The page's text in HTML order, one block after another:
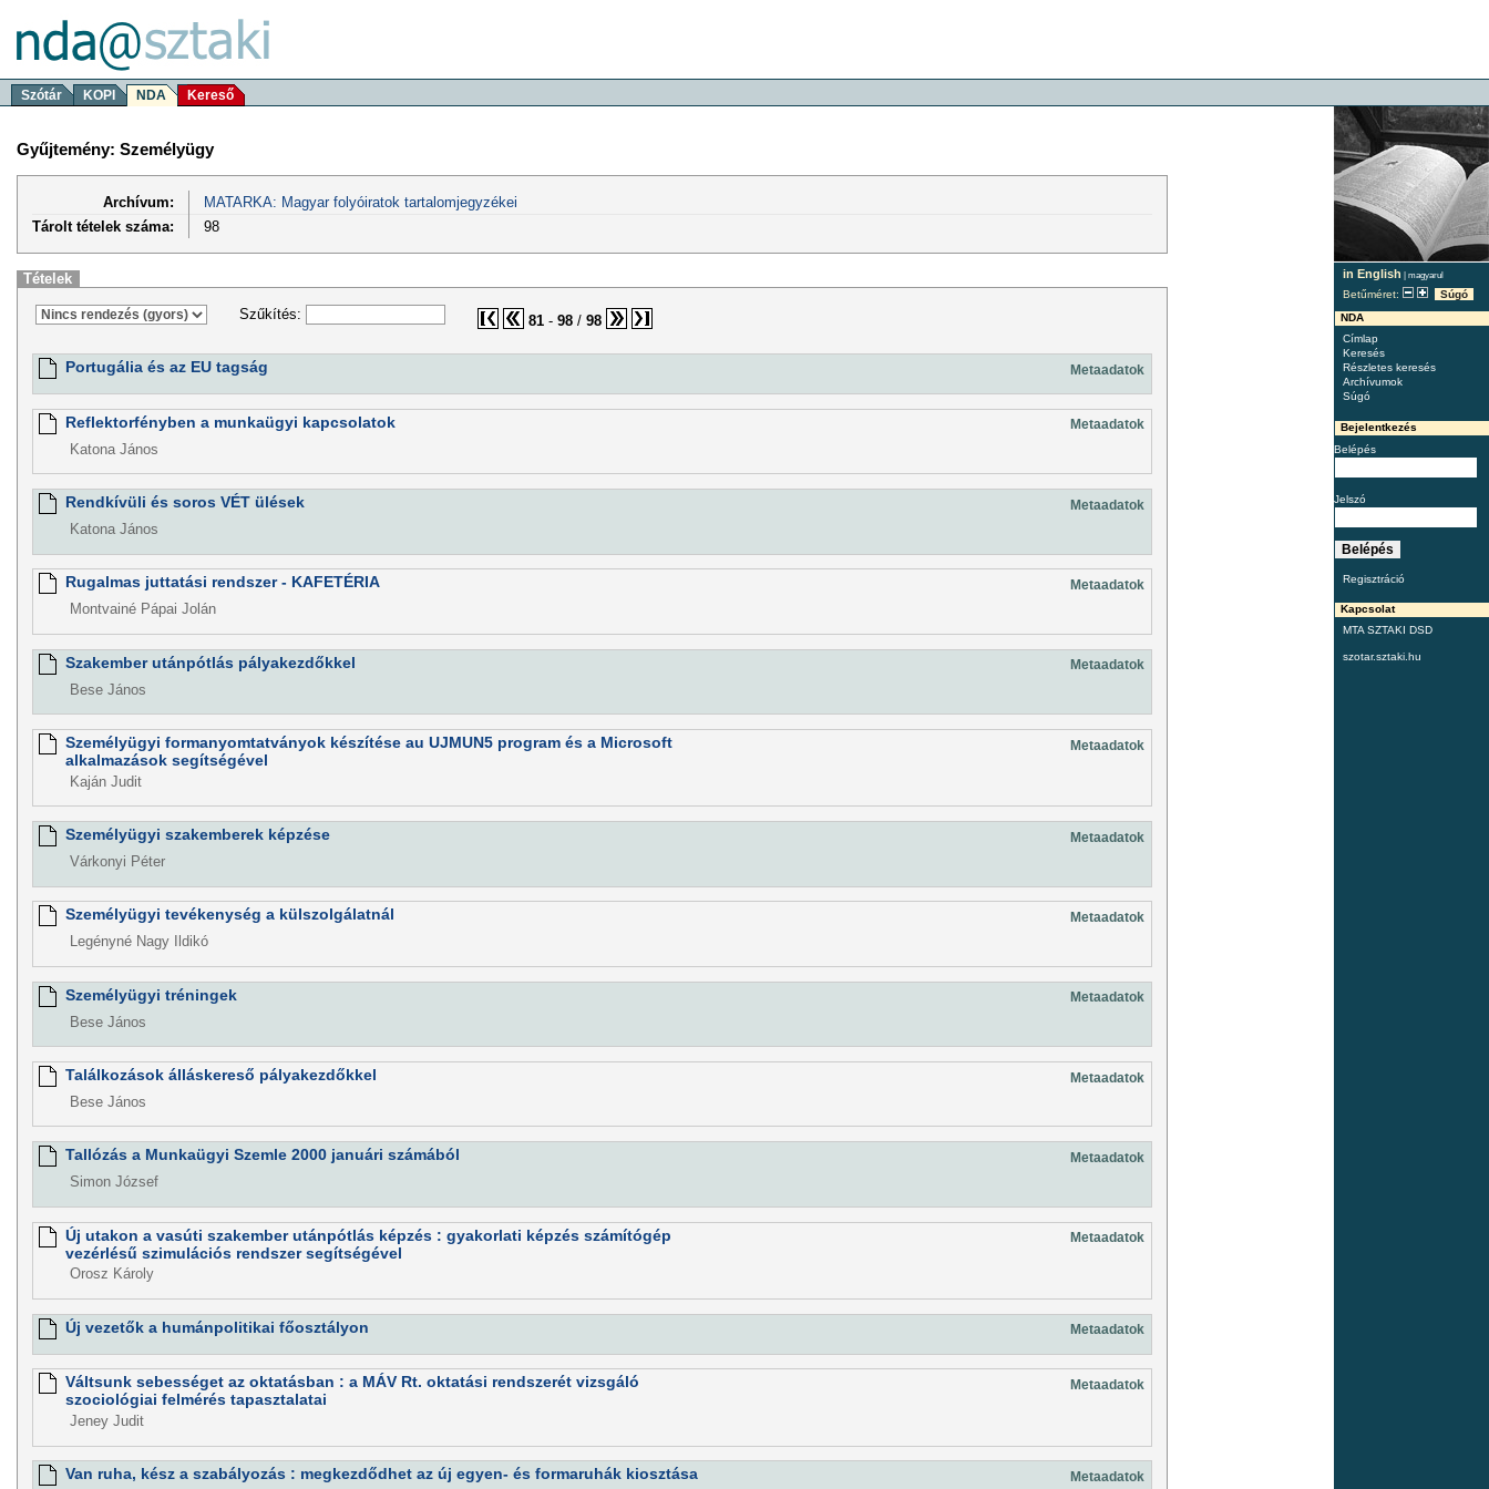
Szótár KOPI NDA Kereső
in English | magyarul
Betűméret:
Súgó
NDA
Címlap
Keresés
Részletes keresés
Archívumok
Súgó
Bejelentkezés
Belépés
Jelszó
Regisztráció
Kapcsolat
MTA SZTAKI DSD
szotar.sztaki.hu
Gyűjtemény: Személyügy
Archívum:
MATARKA: Magyar folyóiratok tartalomjegyzékei
Tárolt tételek száma:
98
Tételek
Szűkítés: 81- 98/ 98
Portugália és az EU tagság Metaadatok
Reflektorfényben a munkaügyi kapcsolatok Metaadatok
Katona János
Rendkívüli és soros VÉT ülések Metaadatok
Katona János
Rugalmas juttatási rendszer - KAFETÉRIA Metaadatok
Montvainé Pápai Jolán
Szakember utánpótlás pályakezdőkkel Metaadatok
Bese János
Személyügyi formanyomtatványok készítése au UJMUN5 program és a Microsoft
alkalmazások segítségével
Metaadatok
Kaján Judit
Személyügyi szakemberek képzése Metaadatok
Várkonyi Péter
Személyügyi tevékenység a külszolgálatnál Metaadatok
Legényné Nagy Ildikó
Személyügyi tréningek Metaadatok
Bese János
Találkozások álláskereső pályakezdőkkel Metaadatok
Bese János
Tallózás a Munkaügyi Szemle 2000 januári számából Metaadatok
Simon József
Új utakon a vasúti szakember utánpótlás képzés : gyakorlati képzés számítógép
vezérlésű szimulációs rendszer segítségével
Metaadatok
Orosz Károly
Új vezetők a humánpolitikai főosztályon Metaadatok
Váltsunk sebességet az oktatásban : a MÁV Rt. oktatási rendszerét vizsgáló
szociológiai felmérés tapasztalatai
Metaadatok
Jeney Judit
Van ruha, kész a szabályozás : megkezdődhet az új egyen- és formaruhák kiosztása Metaadatok